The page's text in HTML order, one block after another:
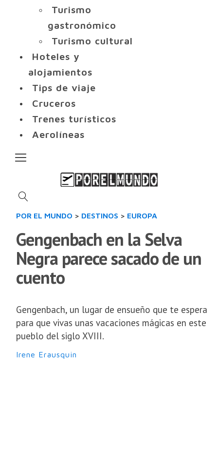
Turismo
gastronómico
Turismo cultural
Hoteles y
alojamientos
Tips de viaje
Cruceros
Trenes turísticos
Aerolíneas
POR EL MUNDO > DESTINOS > EUROPA
Gengenbach en la Selva
Negra parece sacado de un
cuento
Gengenbach, un lugar de ensueño que te espera
para que vivas unas vacaciones mágicas en este
pueblo del siglo XVIII.
Irene Erausquin